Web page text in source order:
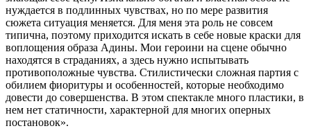
нуждается в подлинных чувствах, но по мере развития
сюжета ситуация меняется. Для меня эта роль не совсем
типична, поэтому приходится искать в себе новые краски для
воплощения образа Адины. Мои героини на сцене обычно
находятся в страданиях, а здесь нужно испытывать
противоположные чувства. Стилистически сложная партия с
обилием фиоритуры и особенностей, которые необходимо
довести до совершенства. В этом спектакле много пластики, в
нем нет статичности, характерной для многих оперных
постановок».